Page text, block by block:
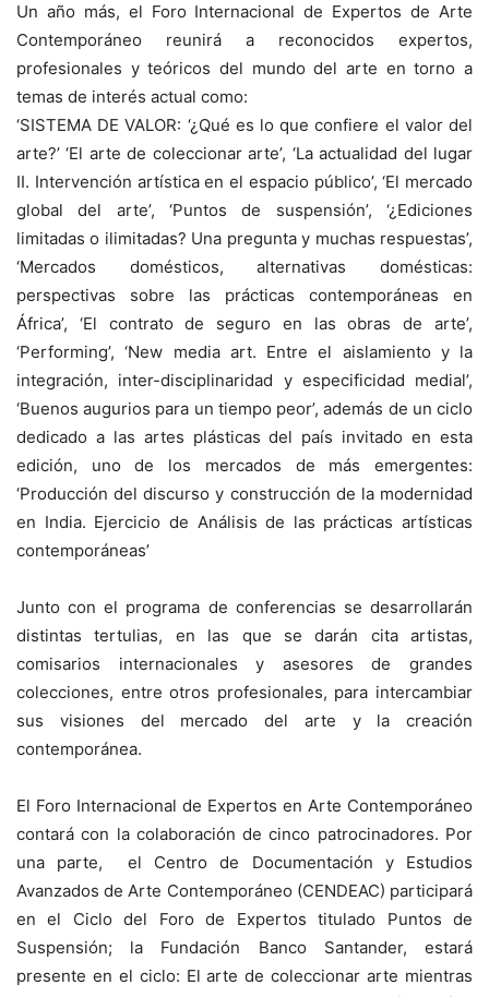
Un año más, el Foro Internacional de Expertos de Arte
Contemporáneo reunirá a reconocidos expertos,
profesionales y teóricos del mundo del arte en torno a
temas de interés actual como:
‘SISTEMA DE VALOR: ‘¿Qué es lo que confiere el valor del
arte?’ ‘El arte de coleccionar arte’, ‘La actualidad del lugar
II. Intervención artística en el espacio público’, ‘El mercado
global del arte’, ‘Puntos de suspensión’, ‘¿Ediciones
limitadas o ilimitadas? Una pregunta y muchas respuestas’,
‘Mercados domésticos, alternativas domésticas:
perspectivas sobre las prácticas contemporáneas en
África’, ‘El contrato de seguro en las obras de arte’,
‘Performing’, ‘New media art. Entre el aislamiento y la
integración, inter-disciplinaridad y especificidad medial’,
‘Buenos augurios para un tiempo peor’, además de un ciclo
dedicado a las artes plásticas del país invitado en esta
edición, uno de los mercados de más emergentes:
‘Producción del discurso y construcción de la modernidad
en India. Ejercicio de Análisis de las prácticas artísticas
contemporáneas’
Junto con el programa de conferencias se desarrollarán
distintas tertulias, en las que se darán cita artistas,
comisarios internacionales y asesores de grandes
colecciones, entre otros profesionales, para intercambiar
sus visiones del mercado del arte y la creación
contemporánea.
El Foro Internacional de Expertos en Arte Contemporáneo
contará con la colaboración de cinco patrocinadores. Por
una parte, el Centro de Documentación y Estudios
Avanzados de Arte Contemporáneo (CENDEAC) participará
en el Ciclo del Foro de Expertos titulado Puntos de
Suspensión; la Fundación Banco Santander, estará
presente en el ciclo: El arte de coleccionar arte mientras